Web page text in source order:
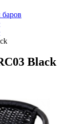
баров
Black